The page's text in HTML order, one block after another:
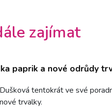
zajímat
paprik a nové odrůdy
tentokrát ve své
trvalky.